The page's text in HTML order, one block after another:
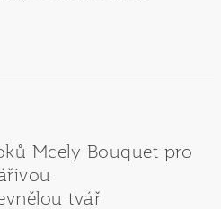
Mcely Bouquet pro
tvář